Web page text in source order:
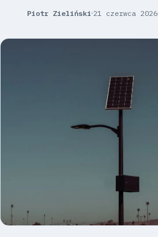
Piotr Zieliński 21 czerwca 2026